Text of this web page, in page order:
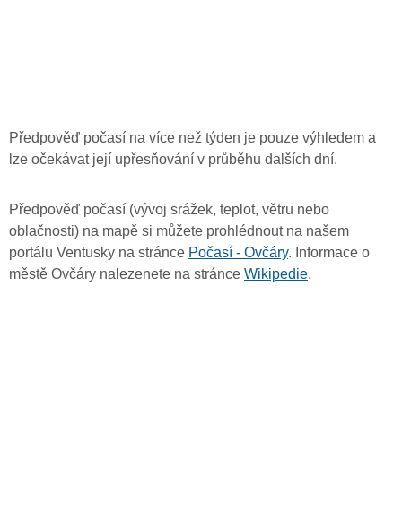
Předpověď počasí na více než týden je pouze výhledem a
lze očekávat její upřesňování v průběhu dalších dní.
Předpověď počasí (vývoj srážek, teplot, větru nebo
oblačnosti) na mapě si můžete prohlédnout na našem
portálu Ventusky na stránce Počasí - Ovčáry. Informace o
městě Ovčáry nalezenete na stránce Wikipedie.